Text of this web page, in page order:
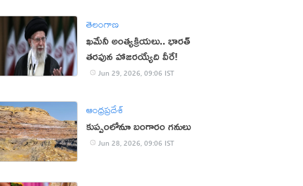
తెలంగాణ
ఖమేనీ అంత్యక్రియలు.. భారత్‌
తరఫున హాజరయ్యేది వీరే!
Jun 29, 2026, 09:06 IST
ఆంధ్రప్రదేశ్
కుప్పంలోనూ బంగారం గనులు
Jun 28, 2026, 09:06 IST